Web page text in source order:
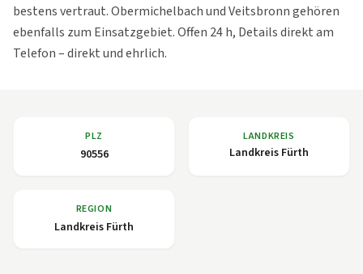
bestens vertraut. Obermichelbach und Veitsbronn gehören
ebenfalls zum Einsatzgebiet. Offen 24 h, Details direkt am
Telefon – direkt und ehrlich.
PLZ
90556
LANDKREIS
Landkreis Fürth
REGION
Landkreis Fürth